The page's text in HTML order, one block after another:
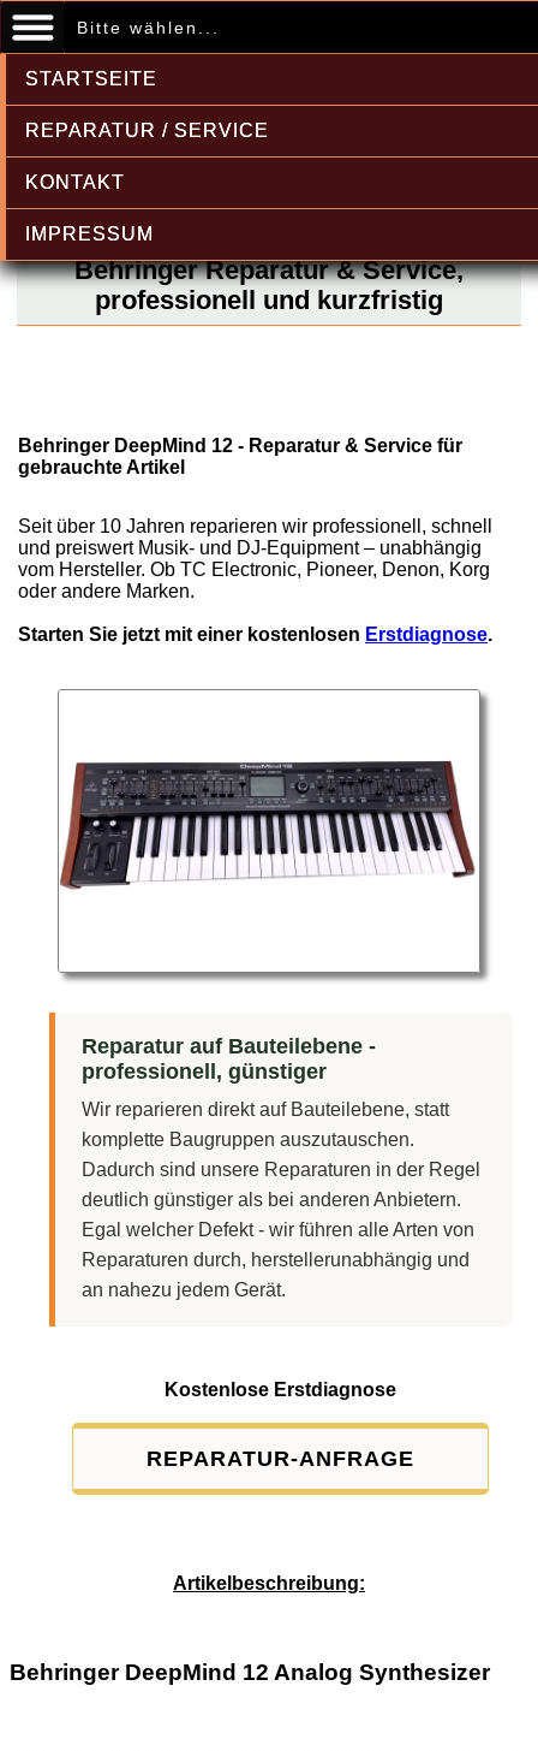
Bitte wählen...
STARTSEITE
REPARATUR / SERVICE
KONTAKT
IMPRESSUM
Behringer Reparatur & Service,
professionell und kurzfristig
Behringer DeepMind 12 - Reparatur & Service für
gebrauchte Artikel
Seit über 10 Jahren reparieren wir professionell, schnell
und preiswert Musik- und DJ-Equipment – unabhängig
vom Hersteller. Ob TC Electronic, Pioneer, Denon, Korg
oder andere Marken.
Starten Sie jetzt mit einer kostenlosen Erstdiagnose.
Reparatur auf Bauteilebene -
professionell, günstiger
Wir reparieren direkt auf Bauteilebene, statt
komplette Baugruppen auszutauschen.
Dadurch sind unsere Reparaturen in der Regel
deutlich günstiger als bei anderen Anbietern.
Egal welcher Defekt - wir führen alle Arten von
Reparaturen durch, herstellerunabhängig und
an nahezu jedem Gerät.
Kostenlose Erstdiagnose
REPARATUR-ANFRAGE
Artikelbeschreibung:
Behringer DeepMind 12 Analog Synthesizer